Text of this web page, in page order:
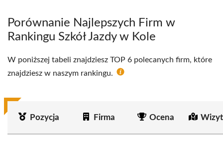
Porównanie Najlepszych Firm w
Rankingu Szkół Jazdy w Kole
W poniższej tabeli znajdziesz TOP 6 polecanych firm, które
znajdziesz w naszym rankingu.
Pozycja Firma Ocena